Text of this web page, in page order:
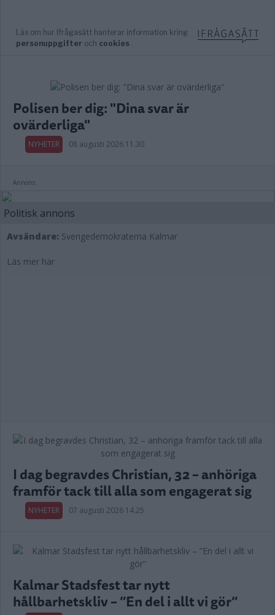
Polisen ber dig: "Dina svar är
ovärderliga"
NYHETER 08 augusti 2026 11.30
Annons:
Politisk annons
Avsändare: Sverigedemokraterna Kalmar
Läs mer här
I dag begravdes Christian, 32 – anhöriga
framför tack till alla som engagerat sig
NYHETER 07 augusti 2026 14.25
Kalmar Stadsfest tar nytt
hållbarhetskliv – ”En del i allt vi gör”